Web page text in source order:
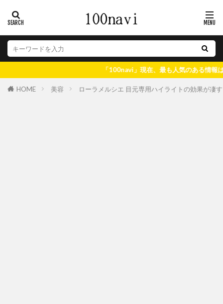
「100navi」現在、最も人気のある情報はコチラ♪
HOME 美容 ローラメルシエ 目元専用ハイライトの効果が凄